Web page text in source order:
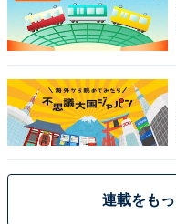
連載をも